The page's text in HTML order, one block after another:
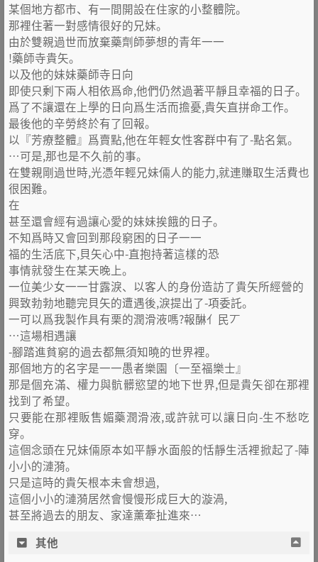
某個地方都市、有一間開設在住家的小整體院。
那裡住著一對感情很好的兄妹。
由於雙親過世而放棄藥劑師夢想的青年一一
!藥師寺貴矢。
以及他的妹妹藥師寺日向
即使只剰下兩人相依爲命,他們仍然過著平靜且幸福的日子。
爲了不讓還在上學的日向爲生活而擔憂,貴矢直拼命工作。
最後他的辛勞終於有了回報。
以『芳療整體』爲賣點,他在年輕女性客群中有了-點名氣。
…可是,那也是不久前的事。
在雙親剛過世時,光憑年輕兄妹倆人的能力,就連賺取生活費也
很困難。
在
甚至還會經有過讓心愛的妹妹挨餓的日子。
不知爲時又會回到那段窮困的日子一一
福的生活底下,貝矢心中-直抱持著這樣的恐
事情就發生在某天晚上。
一位美少女一一甘露淚、以客人的身份造訪了貴矢所經營的
興致勃勃地聽完貝矢的遭遇後,淚提出了-項委託。
一可以爲我製作具有栗的潤滑液嗎?報醂亻民丆
…這場相遇讓
-腳踏進貧窮的過去都無須知曉的世界裡。
那個地方的名字是一一愚者樂園〔一至福樂士』
那是個充滿、權力與骯髒慾望的地下世界,但是貴矢卻在那裡
找到了希望。
只要能在那裡販售媚藥潤滑液,或許就可以讓日向-生不愁吃
穿。
這個念頭在兄妹倆原本如平靜水面般的恬靜生活裡掀起了-陣
小小的漣漪。
只是這時的貴矢根本未會想過,
這個小小的漣漪居然會慢慢形成巨大的漩渦,
甚至將過去的朋友、家達薰牽扯進來…
其他